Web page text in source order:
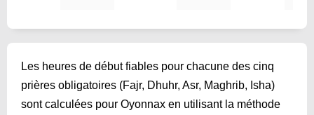
Les heures de début fiables pour chacune des cinq
prières obligatoires (Fajr, Dhuhr, Asr, Maghrib, Isha)
sont calculées pour Oyonnax en utilisant la méthode